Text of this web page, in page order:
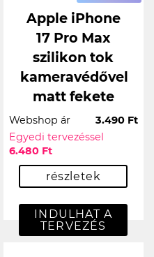
Apple iPhone
17 Pro Max
szilikon tok
kameravédővel
matt fekete
Webshop ár
3.490 Ft
Egyedi tervezéssel
6.480 Ft
részletek
INDULHAT A
TERVEZÉS